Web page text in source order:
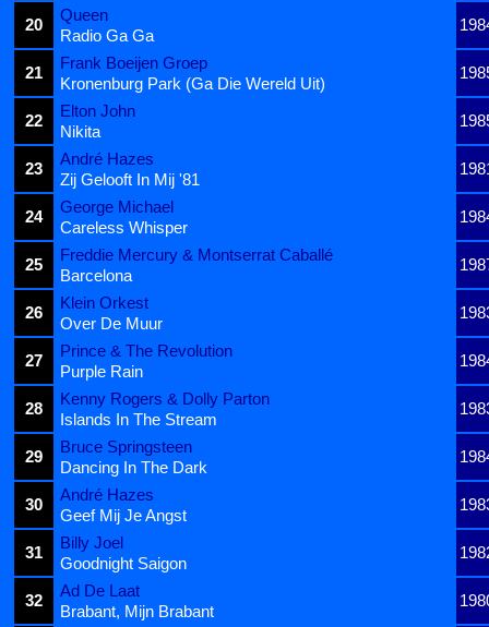
20
Queen
Radio Ga Ga
21
Frank Boeijen Groep
Kronenburg Park (Ga Die Wereld Uit)
22
Elton John
Nikita
23
André Hazes
Zij Gelooft In Mij '81
24
George Michael
Careless Whisper
25
Freddie Mercury & Montserrat Caballé
Barcelona
26
Klein Orkest
Over De Muur
27
Prince & The Revolution
Purple Rain
28
Kenny Rogers & Dolly Parton
Islands In The Stream
29
Bruce Springsteen
Dancing In The Dark
30
André Hazes
Geef Mij Je Angst
31
Billy Joel
Goodnight Saigon
32
Ad De Laat
Brabant, Mijn Brabant